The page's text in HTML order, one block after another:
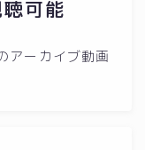
可能
アーカイブ動画